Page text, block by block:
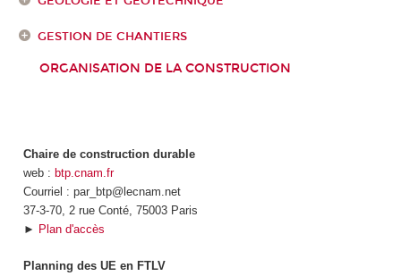
GESTION DE CHANTIERS
ORGANISATION DE LA CONSTRUCTION
Chaire de construction durable
web : btp.cnam.fr
Courriel : par_btp@lecnam.net
37-3-70, 2 rue Conté, 75003 Paris
► Plan d'accès
Planning des UE en FTLV